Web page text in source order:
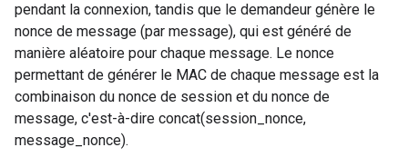
pendant la connexion, tandis que le demandeur génère le
nonce de message (par message), qui est généré de
manière aléatoire pour chaque message. Le nonce
permettant de générer le MAC de chaque message est la
combinaison du nonce de session et du nonce de
message, c'est-à-dire concat(session_nonce,
message_nonce).